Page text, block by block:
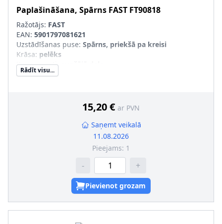
Paplašināšana, Spārns FAST FT90818
Ražotājs: FAST
EAN: 5901797081621
Uzstādīšanas puse: Spārns, priekšā pa kreisi
Krāsa: pelēks
Komponenti:
pāra artikulu numuri
Rādīt visu...
15,20 € ar PVN
Saņemt veikalā
11.08.2026
Pieejams: 1
- +
Pievienot grozam